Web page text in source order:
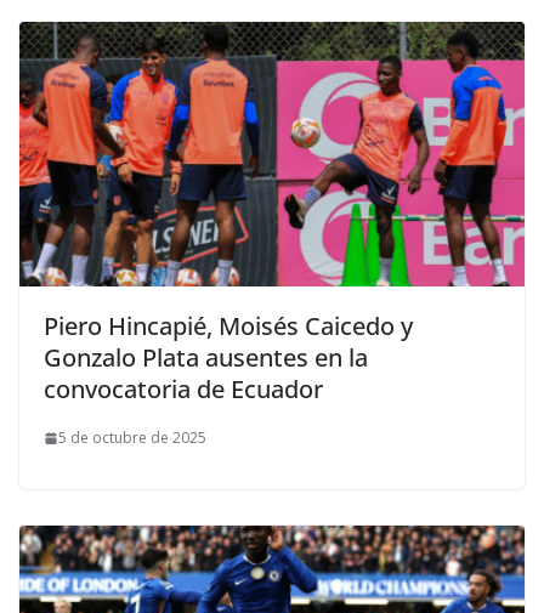
Piero Hincapié, Moisés Caicedo y
Gonzalo Plata ausentes en la
convocatoria de Ecuador
5 de octubre de 2025